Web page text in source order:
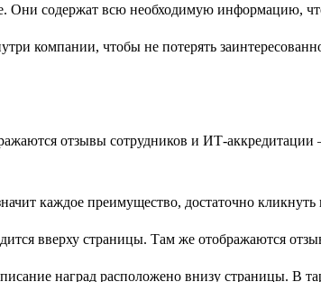
компании, чтобы не потерять
отзывы сотрудников и ИТ-
каждое преимущество, достаточно
наград расположено внизу страницы. В